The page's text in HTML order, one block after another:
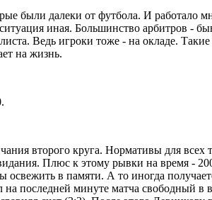
были далеки от футбола. И работало
иная. Большинство арбитров
Ведь игроки тоже - на окладе.
на жизнь.
второго круга. Нормативы для
Плюс к этому рывки на время -
освежить в памяти. А то иногда
последней минуте матча свободный